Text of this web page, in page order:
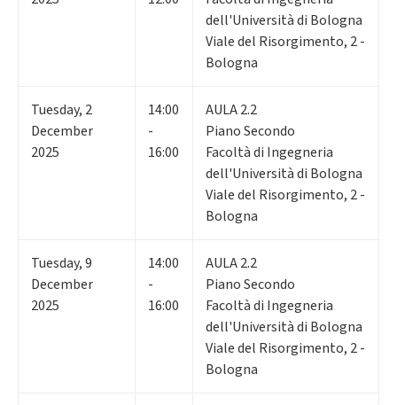
dell'Università di Bologna
Viale del Risorgimento, 2 -
Bologna
Tuesday, 2
December
2025
14:00
-
16:00
AULA 2.2
Piano Secondo
Facoltà di Ingegneria
dell'Università di Bologna
Viale del Risorgimento, 2 -
Bologna
Tuesday,9
December
2025
14:00
-
16:00
AULA 2.2
Piano Secondo
Facoltà di Ingegneria
dell'Università di Bologna
Viale del Risorgimento, 2 -
Bologna